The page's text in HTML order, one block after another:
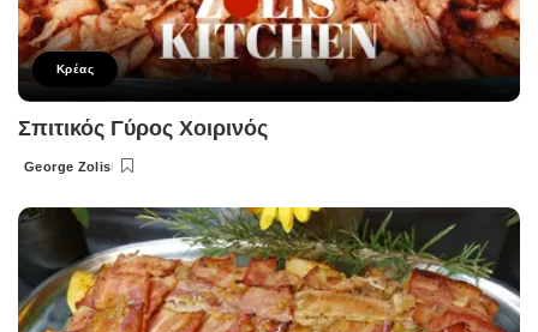
Κρέας
Σπιτικός Γύρος Χοιρινός
Posted
George Zolis